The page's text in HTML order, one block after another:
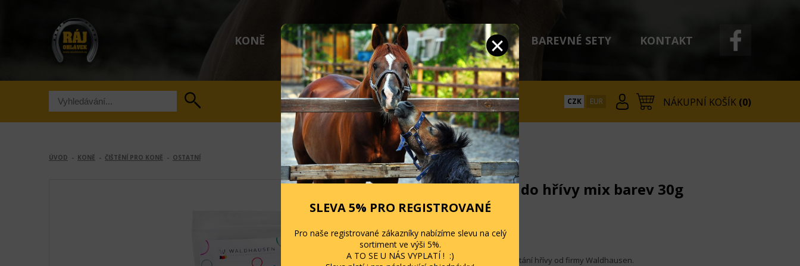
KONĚ JEZDCI STÁJ A OHRADA SLEVY BAREVNÉ SETY KONTAKT
NÁKUPNÍ KOŠÍK (0)
CZK EUR
ÚVOD - KONĚ - ČIŠTĚNÍ PRO KONĚ - OSTATNÍ
Gumičky do hřívy mix barev 30g
Kód: 101710
Skladem: 7 ks
Gumičky na zaplétání hřívy od firmy Waldhausen.
SLEVA 5% PRO REGISTROVANÉ
Pro naše registrované zákazníky nabízíme slevu na celý
sortiment ve výši 5%.
A TO SE U NÁS VYPLATÍ ! :)